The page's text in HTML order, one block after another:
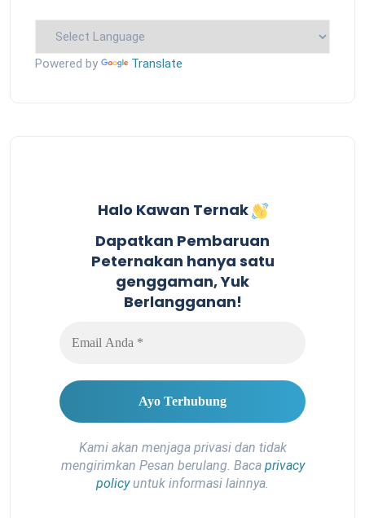
Powered by Translate
Halo Kawan Ternak
Dapatkan Pembaruan
Peternakan hanya satu
genggaman, Yuk
Berlangganan!
Kami akan menjaga privasi dan tidak
mengirimkan Pesan berulang. Baca privacy
policyuntuk informasi lainnya.